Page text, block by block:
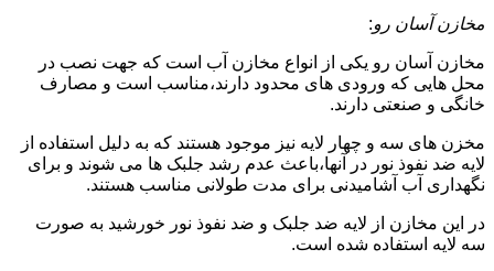
مخازن آسان رو:
مخازن آسان رو یکی از انواع مخازن آب است که جهت نصب در
محل هایی که ورودی های محدود دارند،مناسب است و مصارف
خانگی و صنعتی دارند.
مخزن های سه و چهار لایه نیز موجود هستند که به دلیل استفاده از
لایه ضد نفوذ نور در آنها،باعث عدم رشد جلبک ها می شوند و برای
نگهداری آب آشامیدنی برای مدت طولانی مناسب هستند.
در این مخازن از لایه ضد جلبک و ضد نفوذ نور خورشید به صورت
سه لایه استفاده شده است.